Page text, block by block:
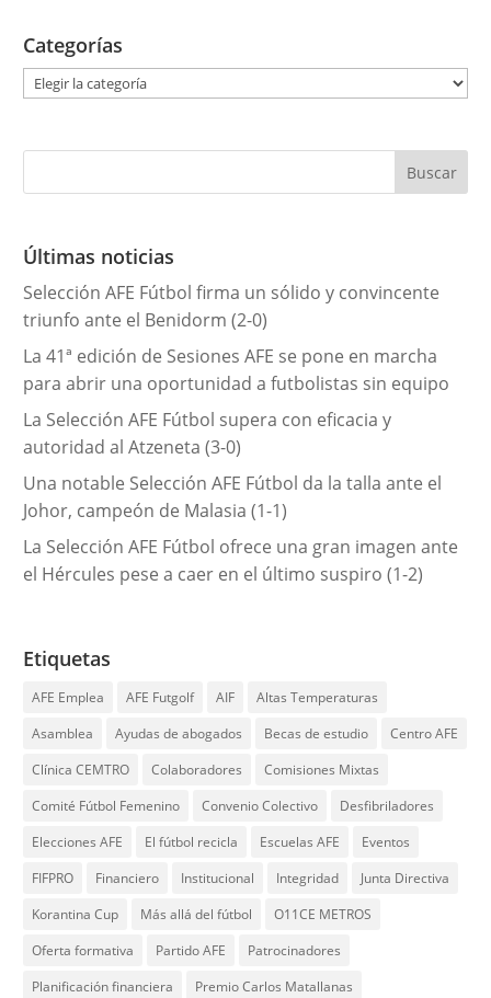
Categorías
g
r
a
s
Últimas noticias
Selección AFE Fútbol firma un sólido y convincente
triunfo ante el Benidorm (2-0)
La 41ª edición de Sesiones AFE se pone en marcha
para abrir una oportunidad a futbolistas sin equipo
La Selección AFE Fútbol supera con eficacia y
autoridad al Atzeneta (3-0)
Una notable Selección AFE Fútbol da la talla ante el
Johor, campeón de Malasia (1-1)
La Selección AFE Fútbol ofrece una gran imagen ante
el Hércules pese a caer en el último suspiro (1-2)
Etiquetas
AFE Emplea AFE Futgolf AIF
Altas Temperaturas
Asamblea
Ayudas de abogados Becas de estudio
Centro AFE
Clínica CEMTRO
Colaboradores
Comisiones Mixtas
Comité Fútbol Femenino
Convenio Colectivo
Desfibriladores
Elecciones AFE
El fútbol recicla Escuelas AFE
Eventos
FIFPRO
Financiero Institucional Integridad
Junta Directiva
Korantina Cup
Más allá del fútbol
O11CE METROS
Oferta formativa
Partido AFE
Patrocinadores
Planificación financiera
Premio Carlos Matallanas